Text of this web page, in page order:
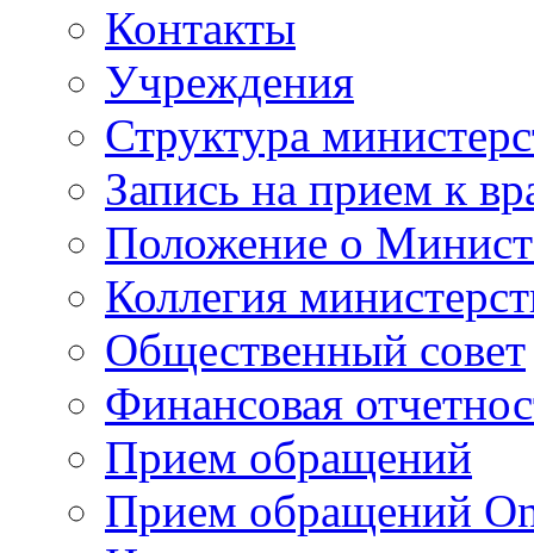
Контакты
Учреждения
Структура
Запись на прием к
Положение о
Коллегия
Общественный совет
Финансовая
Прием обращений
Прием обращений